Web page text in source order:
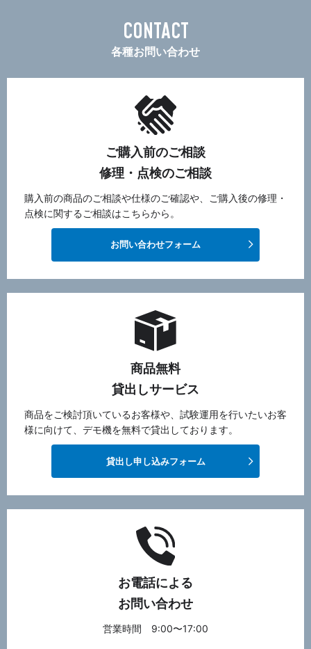
CONTACT
各種お問い合わせ
ご購入前のご相談
修理・点検のご相談
購入前の商品のご相談や仕様のご確認や、ご購入後の修理・
点検に関するご相談はこちらから。
お問い合わせフォーム
商品無料
貸出しサービス
商品をご検討頂いているお客様や、試験運用を行いたいお客
様に向けて、デモ機を無料で貸出しております。
貸出し申し込みフォーム
お電話による
お問い合わせ
営業時間 9:00〜17:00